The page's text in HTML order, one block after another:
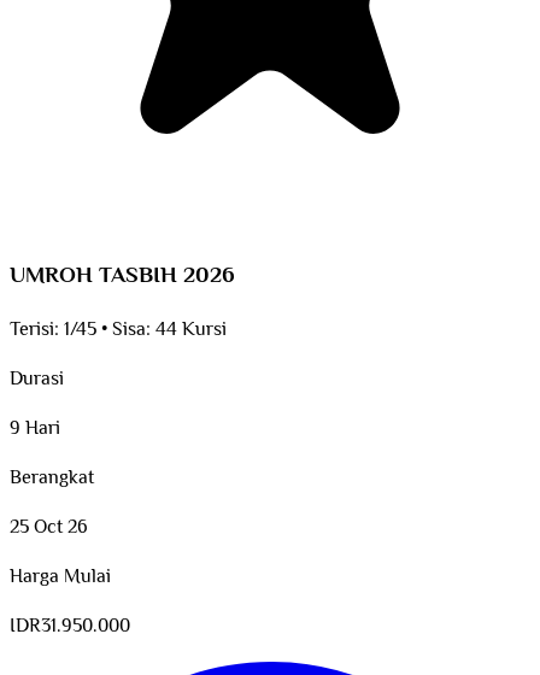
UMROH TASBIH 2026
Terisi: 1/45•Sisa: 44 Kursi
Durasi
9 Hari
Berangkat
25 Oct 26
Harga Mulai
IDR31.950.000